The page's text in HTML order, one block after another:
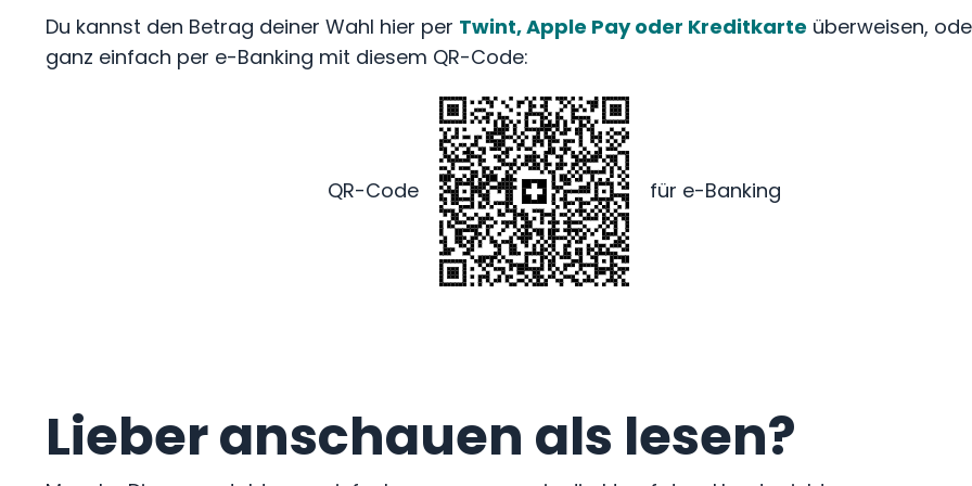
Du kannst den Betrag deiner Wahl hier per Twint, Apple Pay oder Kreditkarte überweisen,
ganz einfach per e-Banking mit diesem QR-Code:
QR-Code für e-Banking
Lieber anschauen als lesen?